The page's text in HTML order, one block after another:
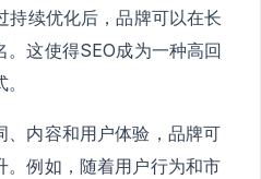
持续优化后，品牌可以在长
这使得SEO成为一种高回
、内容和用户体验，品牌可
。例如，随着用户行为和市